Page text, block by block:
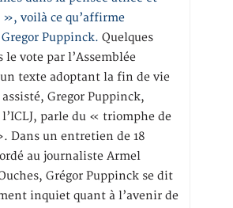
voilà ce qu’affirme
Puppinck. Quelques
le vote par l’Assemblée
texte adoptant la fin de vie
Gregor Puppinck,
parle du « triomphe de
Dans un entretien de 18
au journaliste Armel
Grégor Puppinck se dit
inquiet quant à l’avenir de